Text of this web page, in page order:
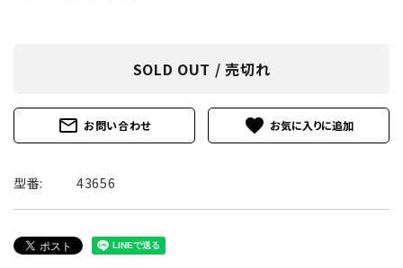
SOLD OUT / 売切れ
mail_outline お問い合わせ favorite
型番: 43656